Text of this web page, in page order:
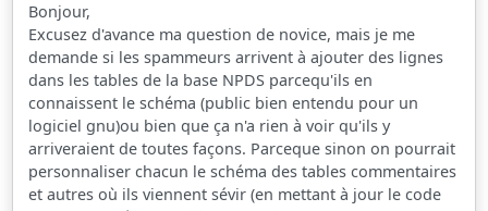
Bonjour,
Excusez d'avance ma question de novice, mais je me
demande si les spammeurs arrivent à ajouter des lignes
dans les tables de la base NPDS parcequ'ils en
connaissent le schéma (public bien entendu pour un
logiciel gnu)ou bien que ça n'a rien à voir qu'ils y
arriveraient de toutes façons. Parceque sinon on pourrait
personnaliser chacun le schéma des tables commentaires
et autres où ils viennent sévir (en mettant à jour le code